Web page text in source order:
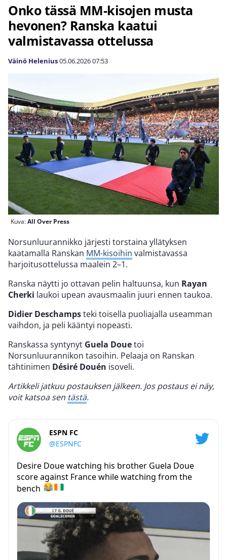
Onko tässä MM-kisojen musta
hevonen? Ranska kaatui
valmistavassa ottelussa
Väinö Helenius05.06.202607:53
Kuva:All Over Press
Norsunluurannikko järjesti torstaina yllätyksen
kaatamalla Ranskan MM-kisoihin valmistavassa
harjoitusottelussa maalein 2–1.
Ranska näytti jo ottavan pelin haltuunsa, kun Rayan
Cherki laukoi upean avausmaalin juuri ennen taukoa.
Didier Deschampsteki toisella puoliajalla useamman
vaihdon, ja peli kääntyi nopeasti.
Ranskassa syntynyt Guela Douetoi
Norsunluurannikon tasoihin. Pelaaja on Ranskan
tähtinimen Désiré Douén isoveli.
Artikkeli jatkuu postauksen jälkeen. Jos postaus ei näy,
voit katsoa sen tästä.
ESPN FC
@ESPNFC
Desire Doue watching his brother Guela Doue
score against France while watching from the
bench